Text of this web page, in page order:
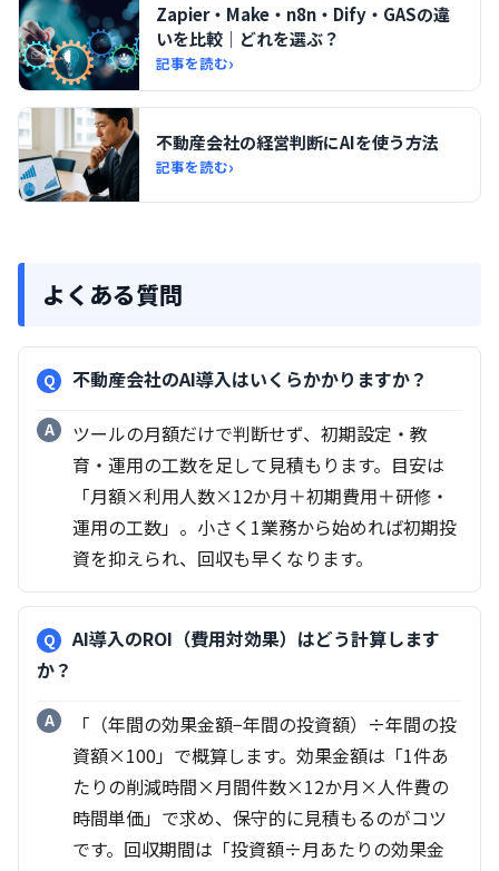
Zapier・Make・n8n・Dify・GASの違
いを比較｜どれを選ぶ？
記事を読む›
不動産会社の経営判断にAIを使う方法
記事を読む›
よくある質問
不動産会社のAI導入はいくらかかりますか？
ツールの月額だけで判断せず、初期設定・教
育・運用の工数を足して見積もります。目安は
「月額×利用人数×12か月＋初期費用＋研修・
運用の工数」。小さく1業務から始めれば初期投
資を抑えられ、回収も早くなります。
AI導入のROI（費用対効果）はどう計算します
か？
「（年間の効果金額−年間の投資額）÷年間の投
資額×100」で概算します。効果金額は「1件あ
たりの削減時間×月間件数×12か月×人件費の
時間単価」で求め、保守的に見積もるのがコツ
です。回収期間は「投資額÷月あたりの効果金